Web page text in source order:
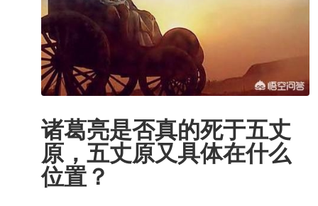
诸葛亮是否真的死于五丈
原，五丈原又具体在什么
位置？